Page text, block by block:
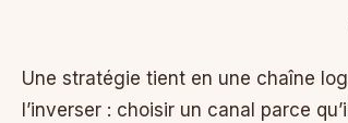
Une stratégie tient en une chaîne
l’inverser : choisir un canal parce